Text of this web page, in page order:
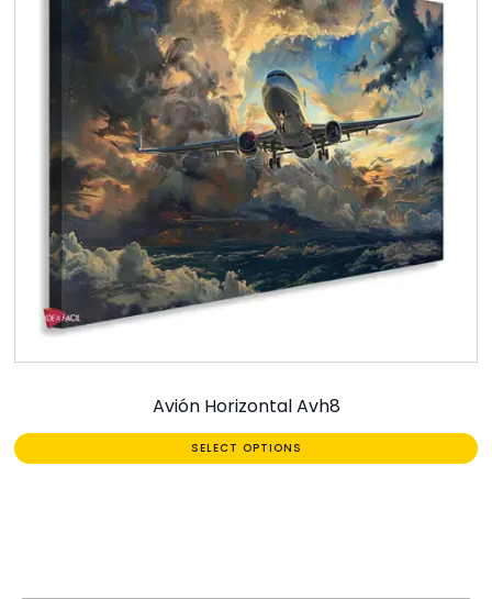
Avión Horizontal Avh8
SELECT OPTIONS